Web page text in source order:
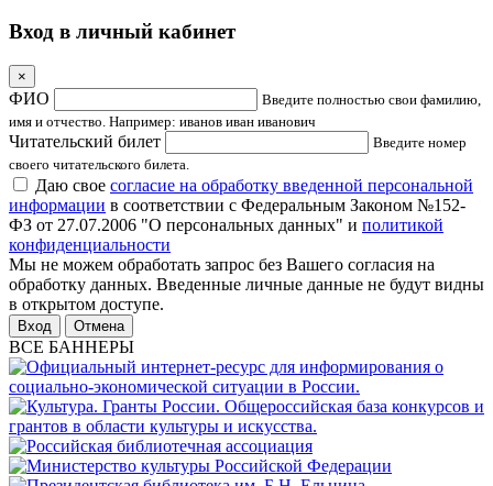
Вход в личный кабинет
×
ФИО
Введите полностью свои фамилию,
имя и отчество. Например: иванов иван иванович
Читательский билет
Введите номер
своего читательского билета.
Даю свое согласие на обработку введенной персональной
информации в соответствии с Федеральным Законом №152-
ФЗ от 27.07.2006 "О персональных данных" и политикой
конфиденциальности
Мы не можем обработать запрос без Вашего согласия на
обработку данных. Введенные личные данные не будут видны
в открытом доступе.
Отмена
ВСЕ БАННЕРЫ